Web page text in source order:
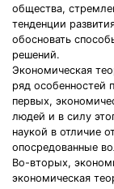
общества,
тенденции
обосновать
решений.
Экономическая
ряд особенностей
первых,
людей и в силу
наукой в отличие
опосредованные
Во-вторых,
экономическая